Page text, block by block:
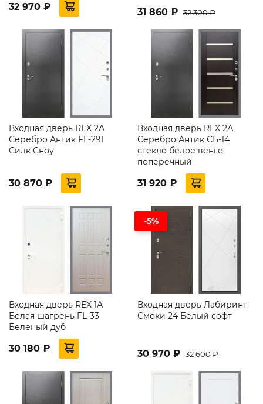
32 970 ₽ 31 860 ₽ 32 300 ₽
Входная дверь REX 2А
Серебро Антик FL-291
Силк Сноу
30 870 ₽
Входная дверь REX 2А
Серебро Антик СБ-14
стекло белое венге
поперечный
31 920 ₽
Входная дверь REX 1А
Белая шагрень FL-33
Беленый дуб
30 180 ₽
-5%
Входная дверь Лабиринт
Смоки 24 Белый софт
30 970 ₽ 32 600 ₽